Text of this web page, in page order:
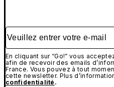
Veuillez entrer votre e-mail
En cliquant sur “Go!” vous
afin de recevoir des emails
France. Vous pouvez à tout
cette newsletter. Plus
confidentialité .